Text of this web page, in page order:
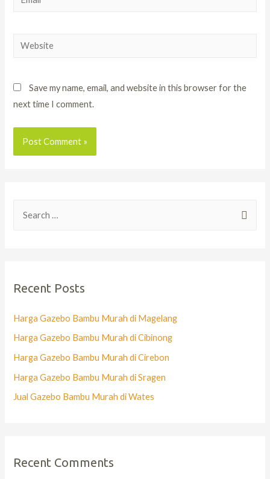
Save my name, email, and website in this browser for the
next time I comment.
Recent Posts
Harga Gazebo Bambu Murah di Magelang
Harga Gazebo Bambu Murah di Cibinong
Harga Gazebo Bambu Murah di Cirebon
Harga Gazebo Bambu Murah di Sragen
Jual Gazebo Bambu Murah di Wates
Recent Comments